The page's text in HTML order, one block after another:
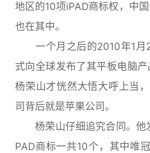
地区的10项iPAD商标权，中
也在其中。
一个月之后的2010年1月
式向全球发布了其平板电脑
杨荣山才恍然大悟大呼上当
司背后就是苹果公司。
杨荣山仔细追究合同。他
PAD商标一共10个，其中唯